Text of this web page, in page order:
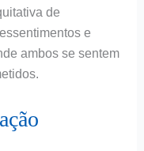
de
e
ambos se sentem